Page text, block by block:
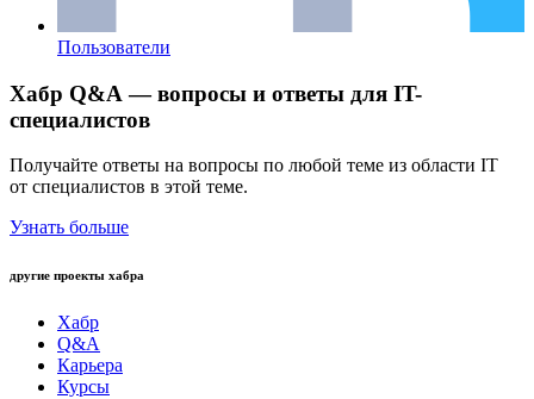
Пользователи
Хабр Q&A — вопросы и ответы для IT-
специалистов
Получайте ответы на вопросы по любой теме из области IT
от специалистов в этой теме.
Узнать больше
другие проекты хабра
Хабр
Q&A
Карьера
Курсы